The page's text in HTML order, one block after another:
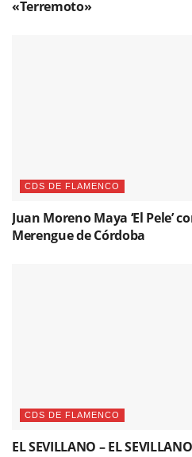
«Terremoto»
CDS DE FLAMENCO
Juan Moreno Maya ‘El Pele’
Merengue de Córdoba
CDS DE FLAMENCO
EL SEVILLANO – EL